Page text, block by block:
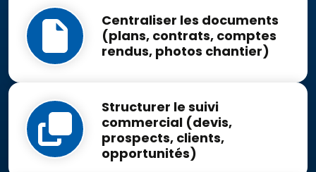
Centraliser les documents
(plans, contrats, comptes
rendus, photos chantier)
Structurer le suivi
commercial (devis,
prospects, clients,
opportunités)